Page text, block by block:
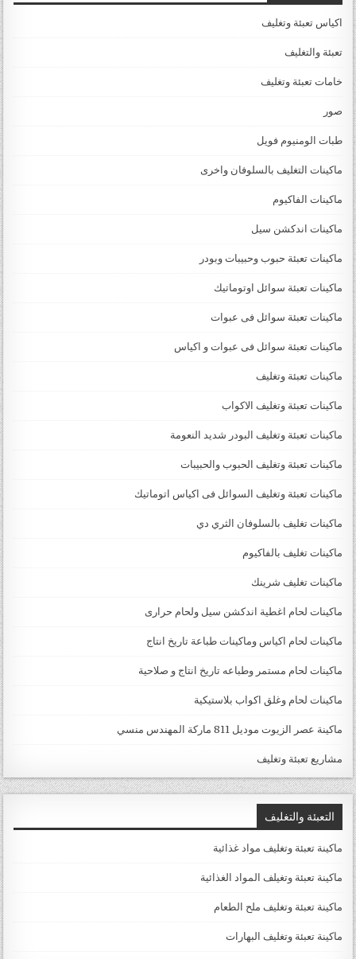
اكياس تعبئة وتغليف
تعبئة والتغليف
خامات تعبئة وتغليف
صور
طبات الومنيوم فويل
ماكينات التغليف بالسلوفان واخرى
ماكينات الفاكيوم
ماكينات اندكشن سيل
ماكينات تعبئة حبوب وحبيبات وبودر
ماكينات تعبئة سوائل اوتوماتيك
ماكينات تعبئة سوائل فى عبوات
ماكينات تعبئة سوائل فى عبوات و اكياس
ماكينات تعبئة وتغليف
ماكينات تعبئة وتغليف الاكواب
ماكينات تعبئة وتغليف البودر شديد النعومة
ماكينات تعبئة وتغليف الحبوب والحبيبات
ماكينات تعبئة وتغليف السوائل فى اكياس اتوماتيك
ماكينات تغليف بالسلوفان الثري دي
ماكينات تغليف بالفاكيوم
ماكينات تغليف شرينك
ماكينات لحام اغطية اندكشن سيل ولحام حرارى
ماكينات لحام اكياس وماكينات طباعة تاريخ انتاج
ماكينات لحام مستمر وطباعه تاريخ انتاج و صلاحية
ماكينات لحام وغلق اكواب بلاستيكية
ماكينة عصر الزيوت موديل 811 ماركة المهندس منسي
مشاريع تعبئة وتغليف
التعبئة والتغليف
ماكينة تعبئة وتغليف مواد غذائية
ماكينة تعبئة وتغيلف المواد الغذائية
ماكينة تعبئة وتغليف ملح الطعام
ماكينة تعبئة وتغليف البهارات